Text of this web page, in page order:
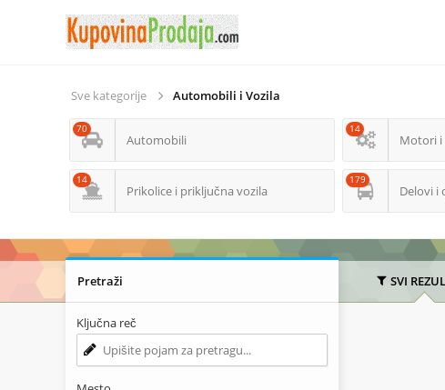
Sve kategorije Automobili i Vozila
Automobili
70
Motori
14
Prikolice i priključna vozila
14
Delovi i
179
SVI
Pretraži
Ključna reč